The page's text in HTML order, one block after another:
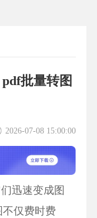
批量转图
2026-07-08 15:00:00
迅速变成图
仅费时费